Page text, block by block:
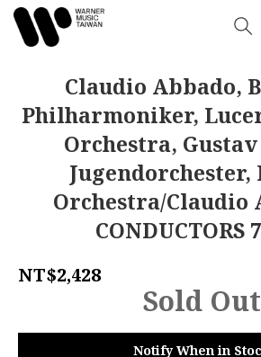
Claudio Abbado,
Philharmoniker,
Orchestra,
Jugendorchester,
Orchestra/Claudio
CONDUCTORS
NT$2,428
Sold Out
Notify When in